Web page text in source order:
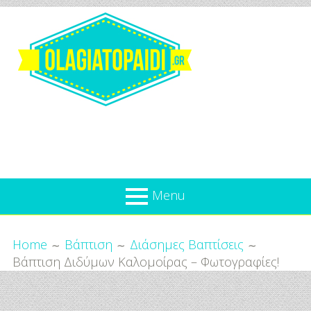
content
Menu
Για
το
Παιδί
Επικαιρότητα
Προσφορές
Home Βάπτιση
Διάσημες Βαπτίσεις
Βάπτιση Διδύμων Καλομοίρας – Φωτογραφίες!